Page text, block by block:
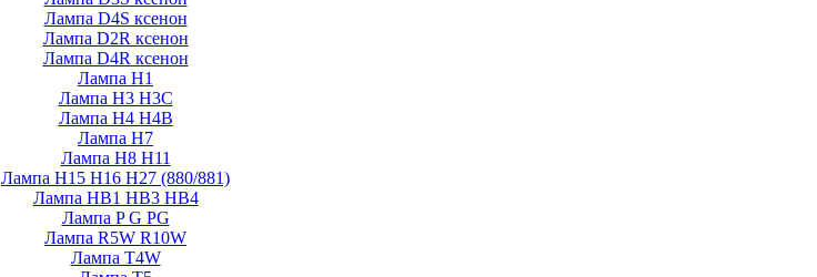
Лампа D4S ксенон
Лампа D2R ксенон
Лампа D4R ксенон
Лампа H1
Лампа H3 H3C
Лампа H4 H4B
Лампа H7
Лампа H8 H11
Лампа H15 H16 H27 (880/881)
Лампа HB1 HB3 HB4
Лампа P G PG
Лампа R5W R10W
Лампа T4W